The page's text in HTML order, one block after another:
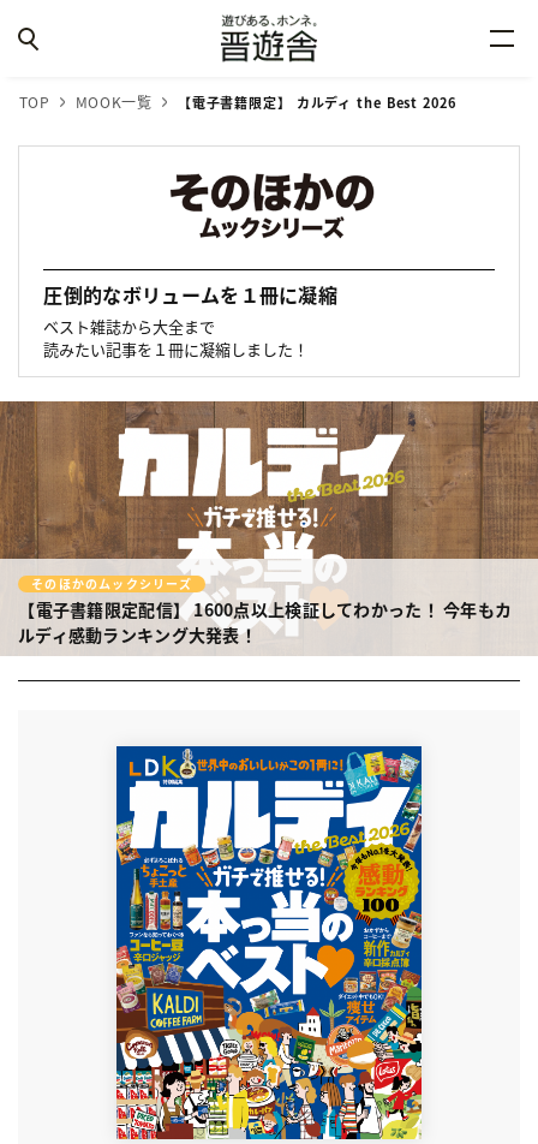
TOP MOOK一覧 【電子書籍限定】 カルディ the Best 2026
圧倒的なボリュームを１冊に凝縮
ベスト雑誌から大全まで
読みたい記事を１冊に凝縮しました！
そのほかのムックシリーズ
【電子書籍限定配信】1600点以上検証してわかった！ 今年もカ
ルディ感動ランキング大発表！